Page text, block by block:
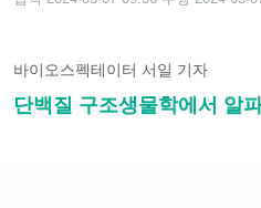
바이오스펙테이터 서일 기자
단백질 구조생물학에서 알